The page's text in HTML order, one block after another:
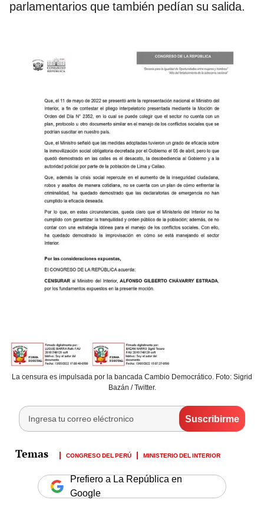
parlamentarios que también pedían su salida.
La censura es impulsada por la bancada Cambio Democrático. Foto: Sigrid
Bazán / Twitter.
CONGRESO DEL PERÚ MINISTERIO DEL INTERIOR
Prefiero a La República en
Google